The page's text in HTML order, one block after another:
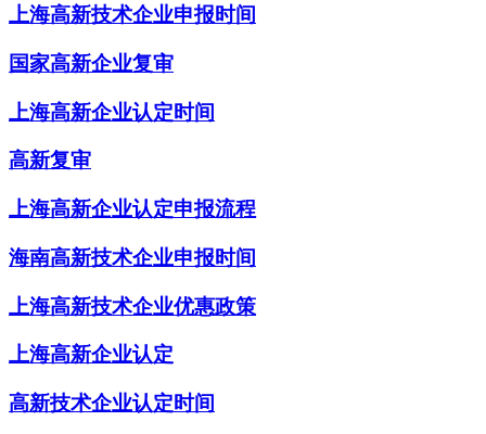
上海高新技术企业申报时间
国家高新企业复审
上海高新企业认定时间
高新复审
上海高新企业认定申报流程
海南高新技术企业申报时间
上海高新技术企业优惠政策
上海高新企业认定
高新技术企业认定时间